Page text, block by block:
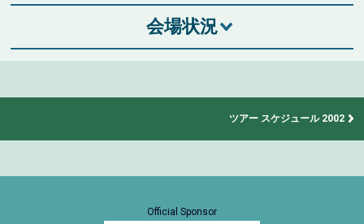
会場状況
ツアー スケジュール 2002
Official Sponsor